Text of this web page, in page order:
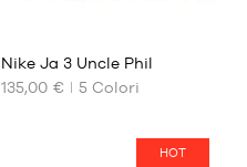
I
Nike Ja 3 Uncle Phil
135,00 €
5 Colori
HOT